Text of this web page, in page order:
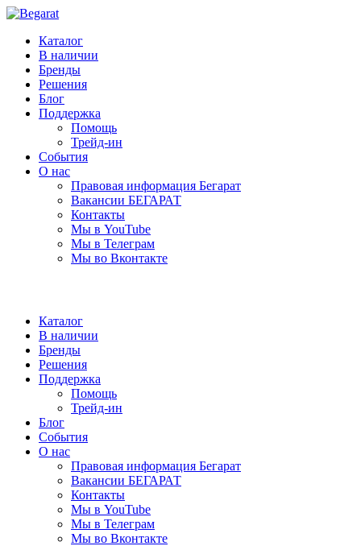
Каталог
В наличии
Бренды
Решения
Блог
Поддержка
Помощь
Трейд-ин
События
О нас
Правовая информация Бегарат
Вакансии БЕГАРАТ
Контакты
Мы в YouTube
Мы в Телеграм
Мы во Вконтакте
Каталог
В наличии
Бренды
Решения
Поддержка
Помощь
Трейд-ин
Блог
События
О нас
Правовая информация Бегарат
Вакансии БЕГАРАТ
Контакты
Мы в YouTube
Мы в Телеграм
Мы во Вконтакте